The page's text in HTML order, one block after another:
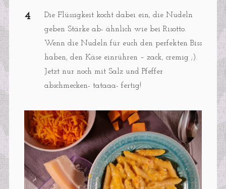
Die Flüssigkeit kocht dabei ein, die Nudeln
geben Stärke ab- ähnlich wie bei Risotto.
Wenn die Nudeln für euch den perfekten Biss
haben, den Käse einrühren – zack, cremig ;).
Jetzt nur noch mit Salz und Pfeffer
abschmecken- tataaa- fertig!